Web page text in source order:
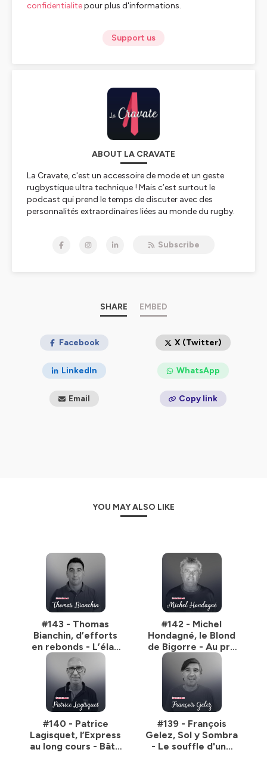
confidentialitepour plus d'informations.
Support us
ABOUT LA CRAVATE
La Cravate, c'est un accessoire de mode et un geste
rugbystique ultra technique ! Mais c’est surtout le
podcast qui prend le temps de discuter avec des
personnalités extraordinaires liées au monde du rugby.
réussites, et parfois de coups durs.
sur la plateforme où vous l'écoutez, à laisser un
Hébergé par Ausha. Visitez
ausha.co/politique-de-
pour plus d'informations.
Subscribe
SHARE EMBED
Facebook X (Twitter)
LinkedIn WhatsApp
Email Copy link
YOU MAY ALSO LIKE
#143 - Thomas
Bianchin, d’efforts
en rebonds - L’élan
d’un tempérament
#142 - Michel
Hondagné, le Blond
de Bigorre - Au pré
des siens
#140 - Patrice
Lagisquet, l’Express
au long cours - Bâtir
#139 - François
Gelez, Sol y Sombra
- Le souffle d'une